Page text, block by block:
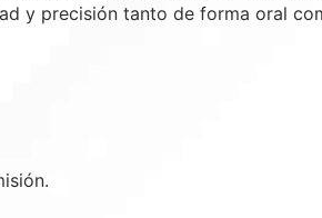
y precisión tanto de forma oral